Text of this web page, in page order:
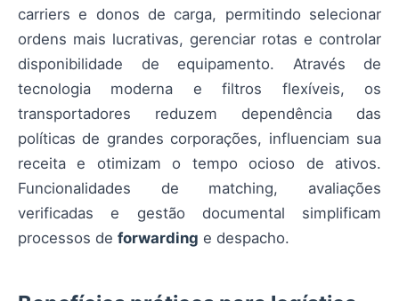
carriers e donos de carga, permitindo selecionar
ordens mais lucrativas, gerenciar rotas e controlar
disponibilidade de equipamento. Através de
tecnologia moderna e filtros flexíveis, os
transportadores reduzem dependência das
políticas de grandes corporações, influenciam sua
receita e otimizam o tempo ocioso de ativos.
Funcionalidades de matching, avaliações
verificadas e gestão documental simplificam
processos de forwarding e despacho.